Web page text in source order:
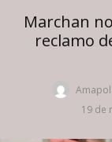
Marchan
reclamo
19 de